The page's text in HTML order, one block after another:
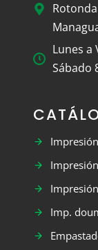
Rotonda
Lunes a
Sábado
Imp.